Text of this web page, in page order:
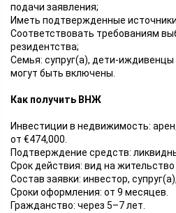
подачи заявления;
Иметь подтвержденные
Соответствовать требованиям
резидентства;
Семья: супруг(а), дети-иждивенцы
могут быть включены.
Как получить ВНЖ
Инвестиции в недвижимость:
от €474,000.
Подтверждение средств:
Срок действия: вид на
Состав заявки: инвестор,
Сроки оформления: от 9 месяцев.
Гражданство: через 5–7 лет.